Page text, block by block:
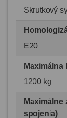
Skrutkový
E20
1200 kg
Maximálne
spojenia)